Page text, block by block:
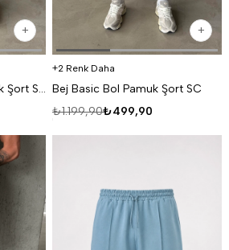
Suyeşili Basic Bol Pamuk Şort SC
2 Renk Daha
Bej Basic Bol Pamuk Şort SC
₺499,90
₺1.199,90